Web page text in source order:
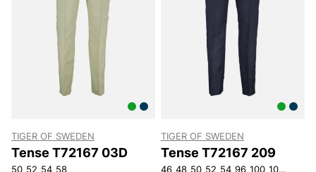
TIGER OF SWEDEN
Tense T72167 03D
50 52 54 58
TIGER OF SWEDEN
Tense T72167 209
46 48 50 52 54 96 100 104